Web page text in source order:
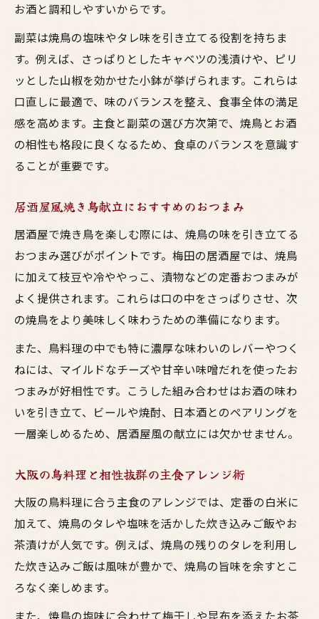
お酒と調和しやすいからです。
副菜は焼鳥の塩味やタレ味を引き立てる役割を持ちま
す。例えば、さっぱりとしたキャベツの浅漬けや、ピリ
ッとした山椒を効かせた小鉢が挙げられます。これらは
口直しに最適で、味のバランスを整え、食事全体の満足
感を高めます。主食と副菜の選び方次第で、焼鳥とお酒
の相性も格段に良くなるため、食卓のバランスを意識す
ることが重要です。
居酒屋風焼き鳥献立におすすめのおつまみ
居酒屋で焼き鳥を楽しむ際には、焼鳥の味を引き立てる
おつまみ選びがポイントです。梅田の居酒屋では、焼鳥
に加えて枝豆や冷ややっこ、漬物などの定番おつまみが
よく提供されます。これらは口の中をさっぱりさせ、次
の焼鳥をより美味しく味わうための準備になります。
また、鳥料理の中でも特に濃厚な味わいのレバーやつく
ねには、マイルドなチーズや甘辛い味噌だれを使ったお
つまみが好相性です。こうした組み合わせはお酒の味わ
いを引き立て、ビールや焼酎、日本酒とのペアリングを
一層楽しめるため、居酒屋風の献立には欠かせません。
大阪の鳥料理と相性抜群の主食アレンジ術
大阪の鳥料理に合う主食のアレンジでは、定番の白米に
加えて、焼鳥のタレや塩味を活かした炊き込みご飯やお
茶漬けが人気です。例えば、焼鳥の残りのタレを利用し
た炊き込みご飯は風味が豊かで、焼鳥の旨味を余すとこ
ろなく楽しめます。
また、焼鳥の塩味に合わせて梅干しや昆布を添えたお茶